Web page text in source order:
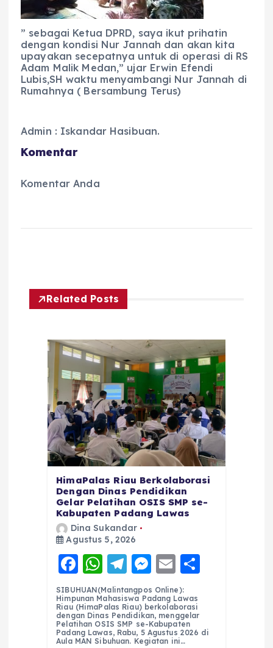
” sebagai Ketua DPRD, saya ikut prihatin
dengan kondisi Nur Jannah dan akan kita
upayakan secepatnya untuk di operasi di RS
Adam Malik Medan,” ujar Erwin Efendi
Lubis,SH waktu menyambangi Nur Jannah di
Rumahnya ( Bersambung Terus)
Admin : Iskandar Hasibuan.
Komentar
Komentar Anda
Related Posts
HimaPalas Riau Berkolaborasi
Dengan Dinas Pendidikan
Gelar Pelatihan OSIS SMP se-
Kabupaten Padang Lawas
Dina Sukandar
Agustus 5, 2026
F
a
c
e
b
W
h
a
ts
A
T
el
e
g
r
M
e
ss
e
n
E
m
ai
l
re
SIBUHUAN(Malintangpos Online):
Himpunan Mahasiswa Padang Lawas
Riau (HimaPalas Riau) berkolaborasi
dengan Dinas Pendidikan, menggelar
Pelatihan OSIS SMP se-Kabupaten
Padang Lawas, Rabu, 5 Agustus 2026 di
Aula MAN Sibuhuan. Kegiatan ini…